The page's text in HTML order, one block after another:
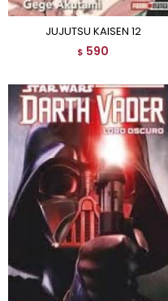
JUJUTSU KAISEN 12
$ 590